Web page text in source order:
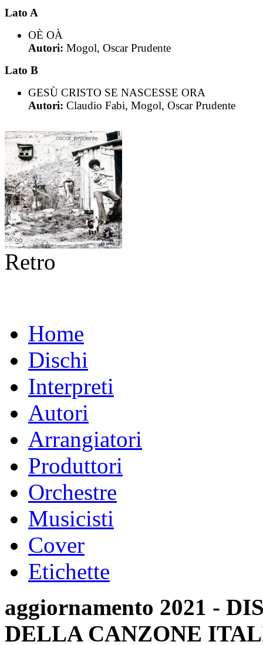
Lato A
OÈ OÀ
Autori: Mogol, Oscar Prudente
Lato B
GESÙ CRISTO SE NASCESSE ORA
Autori: Claudio Fabi, Mogol, Oscar Prudente
Retro
Home
Dischi
Interpreti
Autori
Arrangiatori
Produttori
Orchestre
Musicisti
Cover
Etichette
aggiornamento 2021 -
DELLA CANZONE